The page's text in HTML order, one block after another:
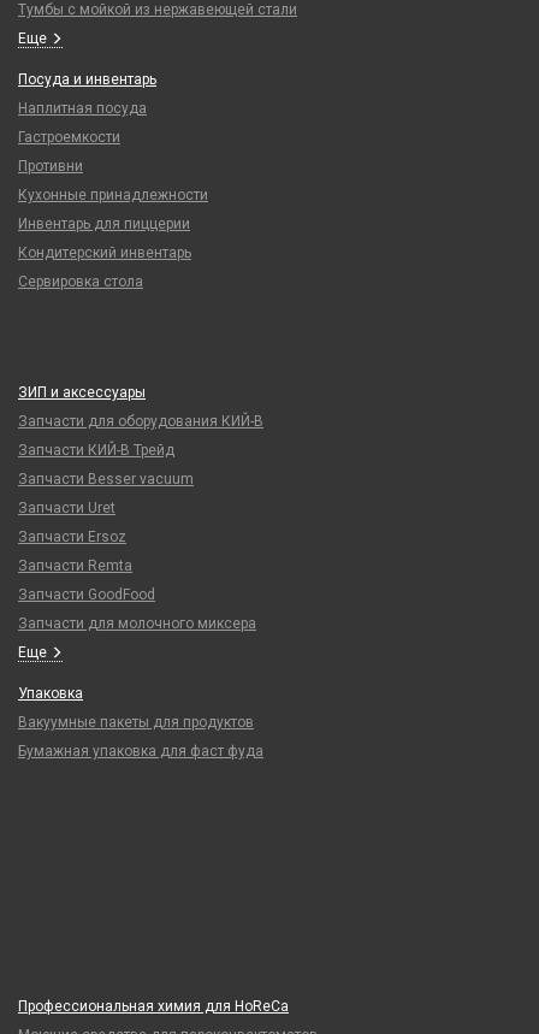
Тумбы с мойкой из нержавеющей стали
Еще
Посуда и инвентарь
Наплитная посуда
Гастроемкости
Противни
Кухонные принадлежности
Инвентарь для пиццерии
Кондитерский инвентарь
Сервировка стола
ЗИП и аксессуары
Запчасти для оборудования КИЙ-В
Запчасти КИЙ-В Трейд
Запчасти Besser vacuum
Запчасти Uret
Запчасти Ersoz
Запчасти Remta
Запчасти GoodFood
Запчасти для молочного миксера
Еще
Упаковка
Вакуумные пакеты для продуктов
Бумажная упаковка для фаст фуда
Профессиональная химия для HoReCa